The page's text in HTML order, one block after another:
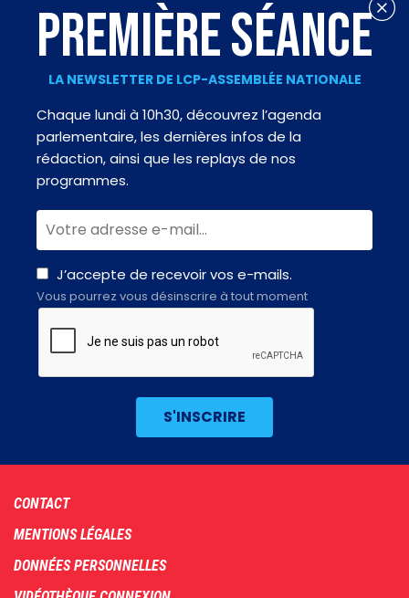
PREMIÈRE SÉANCE
LA NEWSLETTER DE LCP-ASSEMBLÉE NATIONALE
Chaque lundi à 10h30, découvrez l’agenda
parlementaire, les dernières infos de la
rédaction, ainsi que les replays de nos
programmes.
J’accepte de recevoir vos e-mails.
Vous pourrez vous désinscrire à tout moment
Footer
menu
CONTACT
MENTIONS LÉGALES
DONNÉES PERSONNELLES